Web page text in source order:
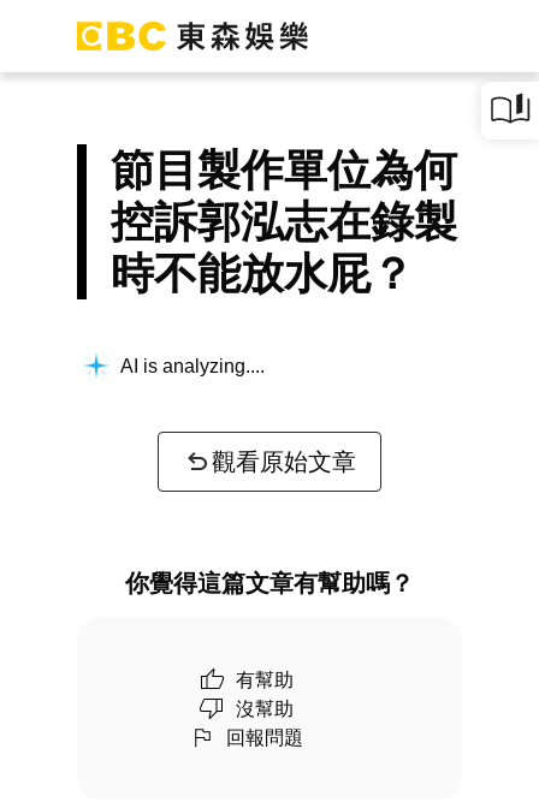
節目製作單位為何
控訴郭泓志在錄製
時不能放水屁？
AI is analyzing...
觀看原始文章
你覺得這篇文章有幫助嗎？
有幫助
沒幫助
回報問題